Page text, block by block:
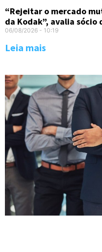
“Rejeitar o mercado
da Kodak”, avalia sócio
06/08/2026 10:19
Leia mais